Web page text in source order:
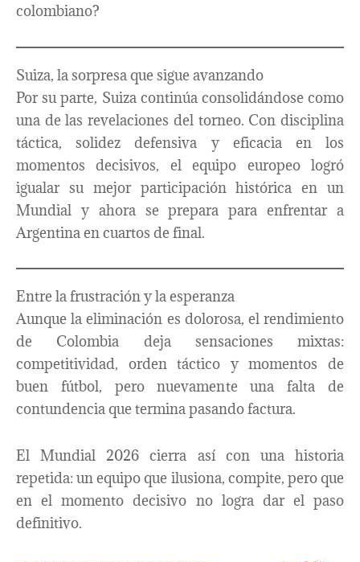
colombiano?
Suiza, la sorpresa que sigue avanzando
Por su parte, Suiza continúa consolidándose como
una de las revelaciones del torneo. Con disciplina
táctica, solidez defensiva y eficacia en los
momentos decisivos, el equipo europeo logró
igualar su mejor participación histórica en un
Mundial y ahora se prepara para enfrentar a
Argentina en cuartos de final.
Entre la frustración y la esperanza
Aunque la eliminación es dolorosa, el rendimiento
de Colombia deja sensaciones mixtas:
competitividad, orden táctico y momentos de
buen fútbol, pero nuevamente una falta de
contundencia que termina pasando factura.
El Mundial 2026 cierra así con una historia
repetida: un equipo que ilusiona, compite, pero que
en el momento decisivo no logra dar el paso
definitivo.